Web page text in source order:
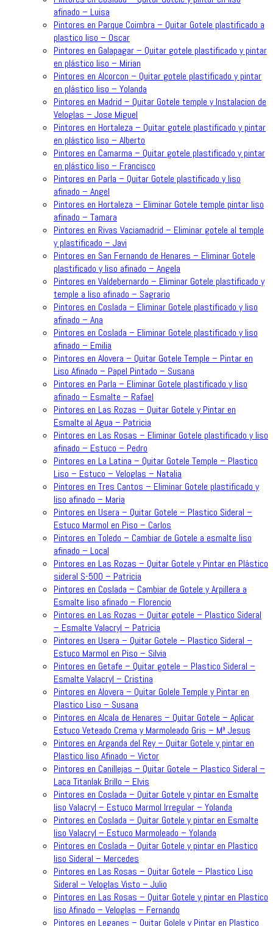
afinado – Luisa
Pintores en Parque Coimbra – Quitar Gotele plastificado a
plastico liso – Oscar
Pintores en Galapagar – Quitar gotele plastificado y pintar
en plástico liso – Mirian
Pintores en Alcorcon – Quitar gotele plastificado y pintar
en plástico liso – Yolanda
Pintores en Madrid – Quitar Gotele temple y Instalacion de
Veloglas – Jose Miguel
Pintores en Hortaleza – Quitar gotele plastificado y pintar
en plástico liso – Alberto
Pintores en Camarma – Quitar gotele plastificado y pintar
en plástico liso – Francisco
Pintores en Parla – Quitar Gotele plastificado y liso
afinado – Angel
Pintores en Hortaleza – Eliminar Gotele temple pintar liso
afinado – Tamara
Pintores en Rivas Vaciamadrid – Eliminar gotele al temple
y plastificado – Javi
Pintores en San Fernando de Henares – Eliminar Gotele
plastificado y liso afinado – Angela
Pintores en Valdebernardo – Eliminar Gotele plastificado y
temple a liso afinado – Sagrario
Pintores en Coslada – Eliminar Gotele plastificado y liso
afinado – Ana
Pintores en Coslada – Eliminar Gotele plastificado y liso
afinado – Emilia
Pintores en Alovera – Quitar Gotele Temple – Pintar en
Liso Afinado – Papel Pintado – Susana
Pintores en Parla – Eliminar Gotele plastificado y liso
afinado – Esmalte – Rafael
Pintores en Las Rozas – Quitar Gotele y Pintar en
Esmalte al Agua – Patricia
Pintores en Las Rosas – Eliminar Gotele plastificado y liso
afinado – Estuco – Pedro
Pintores en La Latina – Quitar Gotele Temple – Plastico
Liso – Estuco – Veloglas – Natalia
Pintores en Tres Cantos – Eliminar Gotele plastificado y
liso afinado – Maria
Pintores en Usera – Quitar Gotele – Plastico Sideral –
Estuco Marmol en Piso – Carlos
Pintores en Toledo – Cambiar de Gotele a esmalte liso
afinado – Local
Pintores en Las Rozas – Quitar Gotele y Pintar en Plástico
sideral S-500 – Patricia
Pintores en Coslada – Cambiar de Gotele y Arpillera a
Esmalte liso afinado – Florencio
Pintores en Las Rozas – Quitar gotele – Plastico Sideral
– Esmalte Valacryl – Patricia
Pintores en Usera – Quitar Gotele – Plastico Sideral –
Estuco Marmol en Piso – Silvia
Pintores en Getafe – Quitar gotele – Plastico Sideral –
Esmalte Valacryl – Cristina
Pintores en Alovera – Quitar Golele Temple y Pintar en
Plastico Liso – Susana
Pintores en Alcala de Henares – Quitar Gotele – Aplicar
Estuco Veteado Crema y Marmoleado Gris – Mª Jesus
Pintores en Arganda del Rey – Quitar Gotele y pintar en
Plastico liso Afinado – Victor
Pintores en Canillejas – Quitar Gotele – Plastico Sideral –
Laca Titanlak Brillo – Elvis
Pintores en Coslada – Quitar Gotele y pintar en Esmalte
liso Valacryl – Estuco Marmol Irregular – Yolanda
Pintores en Coslada – Quitar Gotele y pintar en Esmalte
liso Valacryl – Estuco Marmoleado – Yolanda
Pintores en Coslada – Quitar Gotele y pintar en Plastico
liso Sideral – Mercedes
Pintores en Las Rosas – Quitar Gotele – Plastico Liso
Sideral – Veloglas Visto – Julio
Pintores en Las Rosas – Quitar Gotele y pintar en Plastico
liso Afinado – Veloglas – Fernando
Pintores en Leganes – Quitar Golele y Pintar en Plastico